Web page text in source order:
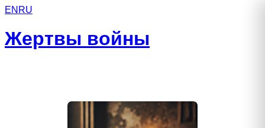
EN RU
Жертвы войны